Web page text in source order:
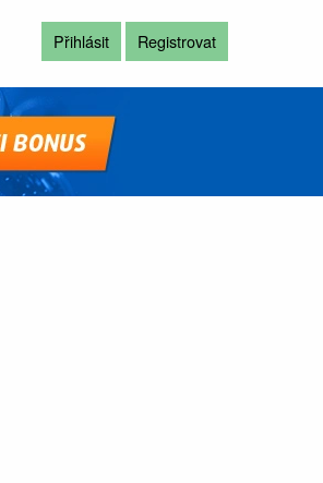
Přihlásit Registrovat